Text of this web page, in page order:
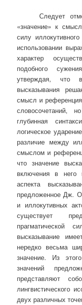
Следует
«значение» к
силу
использовании
характер
подобного
утверждая, что
высказывания
смысл и
словосочетаний,
глубинная
логическое
различие между
смыслом и
что значение
включения в него
аспекта
предложенное Дж.
и иллокутивных
существует
прагматической
высказывание
нередко весьма
значение. Из
значений
представляют
лингвистического
двух различных